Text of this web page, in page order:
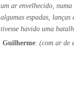
um ar envelhecido,
algumas espadas,
tivesse havido uma
Guilherme: (com ar de